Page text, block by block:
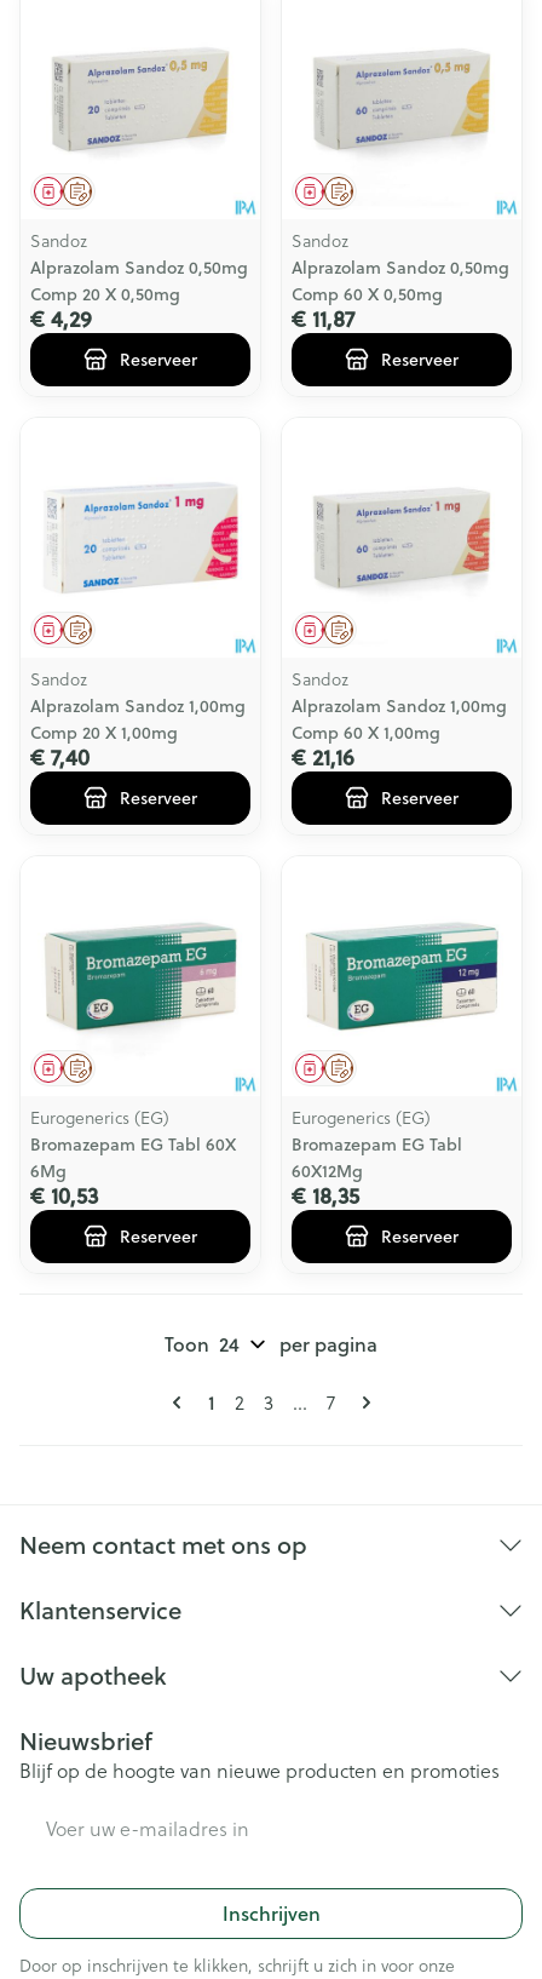
Op voorschrift
Geneesmiddel
Sandoz
Alprazolam Sandoz 0,50mg
Comp 20 X 0,50mg
€ 4,29
Reserveer
Op voorschrift
Geneesmiddel
Sandoz
Alprazolam Sandoz 0,50mg
Comp 60 X 0,50mg
€ 11,87
Reserveer
Op voorschrift
Geneesmiddel
Sandoz
Alprazolam Sandoz 1,00mg
Comp 20 X 1,00mg
€ 7,40
Reserveer
Op voorschrift
Geneesmiddel
Sandoz
Alprazolam Sandoz 1,00mg
Comp 60 X 1,00mg
€ 21,16
Reserveer
Op voorschrift
Geneesmiddel
Eurogenerics (EG)
Bromazepam EG Tabl 60X
6Mg
€ 10,53
Reserveer
Op voorschrift
Geneesmiddel
Eurogenerics (EG)
Bromazepam EG Tabl
60X12Mg
€ 18,35
Reserveer
Pagina's
U lees momenteel pagina
1 Pagina
2 Pagina
3 ... Pagina
7
Toon per pagina
Neem contact met ons op
Klantenservice
Uw apotheek
Nieuwsbrief
Blijf op de hoogte van nieuwe producten en promoties
Inschrijven
Door op inschrijven te klikken, schrijft u zich in voor onze